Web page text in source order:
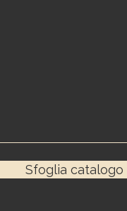
Sfoglia catalogo